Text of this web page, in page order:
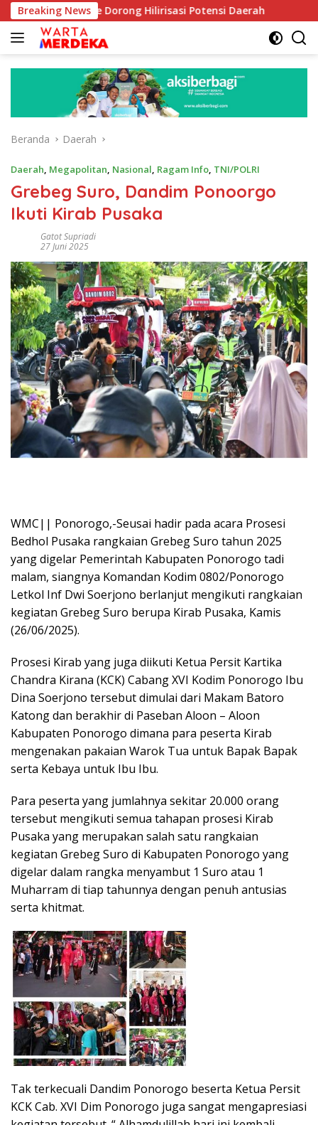
Langsung
ke
konten
Breaking News
Aboe Dorong Hilirisasi Potensi Daerah DPR Dorong
Beranda Daerah
Daerah, Megapolitan, Nasional, Ragam Info, TNI/POLRI
Grebeg Suro, Dandim Ponoorgo
Ikuti Kirab Pusaka
Gatot Supriadi
27 Juni 2025
WMC|| Ponorogo,-Seusai hadir pada acara Prosesi
Bedhol Pusaka rangkaian Grebeg Suro tahun 2025
yang digelar Pemerintah Kabupaten Ponorogo tadi
malam, siangnya Komandan Kodim 0802/Ponorogo
Letkol Inf Dwi Soerjono berlanjut mengikuti rangkaian
kegiatan Grebeg Suro berupa Kirab Pusaka, Kamis
(26/06/2025).
Prosesi Kirab yang juga diikuti Ketua Persit Kartika
Chandra Kirana (KCK) Cabang XVI Kodim Ponorogo Ibu
Dina Soerjono tersebut dimulai dari Makam Batoro
Katong dan berakhir di Paseban Aloon – Aloon
Kabupaten Ponorogo dimana para peserta Kirab
mengenakan pakaian Warok Tua untuk Bapak Bapak
serta Kebaya untuk Ibu Ibu.
Para peserta yang jumlahnya sekitar 20.000 orang
tersebut mengikuti semua tahapan prosesi Kirab
Pusaka yang merupakan salah satu rangkaian
kegiatan Grebeg Suro di Kabupaten Ponorogo yang
digelar dalam rangka menyambut 1 Suro atau 1
Muharram di tiap tahunnya dengan penuh antusias
serta khitmat.
Tak terkecuali Dandim Ponorogo beserta Ketua Persit
KCK Cab. XVI Dim Ponorogo juga sangat mengapresiasi